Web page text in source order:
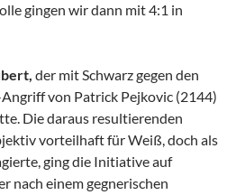
gingen wir dann mit 4:1 in
der mit Schwarz gegen den
von Patrick Pejkovic (2144)
Die daraus resultierenden
vorteilhaft für Weiß, doch als
ging die Initiative auf
nach einem gegnerischen